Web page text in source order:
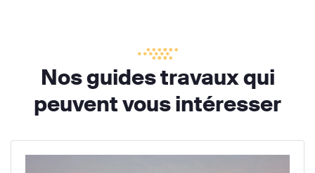
Nos guides travaux qui
peuvent vous intéresser